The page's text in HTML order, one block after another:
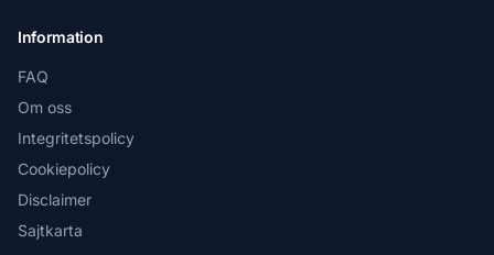
Information
FAQ
Om oss
Integritetspolicy
Cookiepolicy
Disclaimer
Sajtkarta